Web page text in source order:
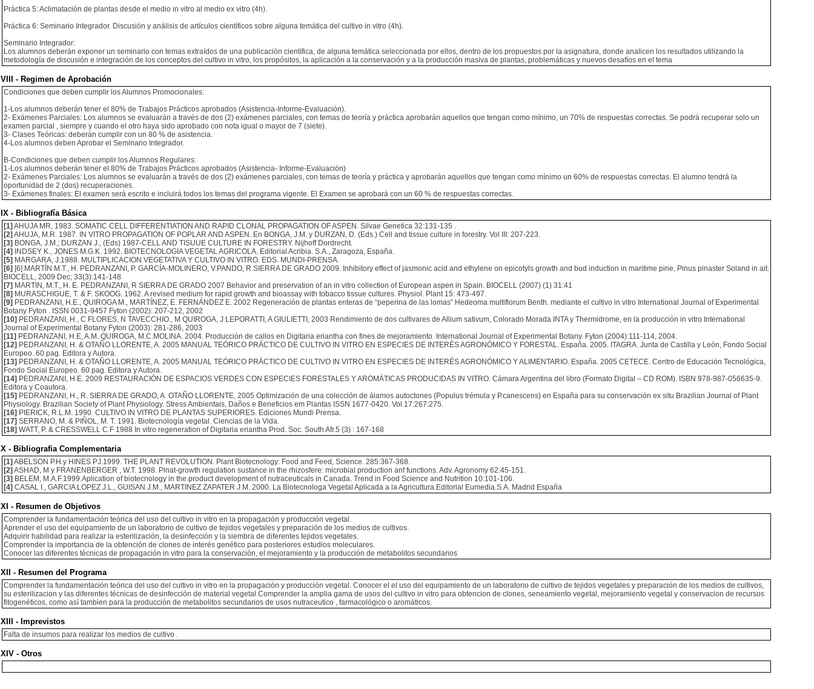
Práctica 5: Aclimatación de plantas desde el medio in vitro al medio ex vitro (4h).
Práctica 6: Seminario Integrador. Discusión y análisis de artículos científicos sobre alguna temática del cultivo in vitro (4h).
Seminario Integrador:
Los alumnos deberán exponer un seminario con temas extraídos de una publicación científica, de alguna temática seleccionada por ellos, dentro de los propuestos por la asignatura, donde analicen los resultados utilizando la
metodología de discusión e integración de los conceptos del cultivo in vitro, los propósitos, la aplicación a la conservación y a la producción masiva de plantas, problemáticas y nuevos desafíos en el tema
VIII - Regimen de Aprobación
Condiciones que deben cumplir los Alumnos Promocionales:
1-Los alumnos deberán tener el 80% de Trabajos Prácticos aprobados (Asistencia-Informe-Evaluación).
2- Exámenes Parciales: Los alumnos se evaluarán a través de dos (2) exámenes parciales, con temas de teoría y práctica aprobarán aquellos que tengan como mínimo, un 70% de respuestas correctas. Se podrá recuperar solo un
examen parcial , siempre y cuando el otro haya sido aprobado con nota igual o mayor de 7 (siete).
3- Clases Teóricas: deberán cumplir con un 80 % de asistencia.
4-Los alumnos deben Aprobar el Seminario Integrador.
B-Condiciones que deben cumplir los Alumnos Regulares:
1-Los alumnos deberán tener el 80% de Trabajos Prácticos aprobados (Asistencia- Informe-Evaluación)
2- Exámenes Parciales: Los alumnos se evaluarán a través de dos (2) exámenes parciales, con temas de teoría y práctica y aprobarán aquellos que tengan como mínimo un 60% de respuestas correctas. El alumno tendrá la
oportunidad de 2 (dos) recuperaciones.
3- Exámenes finales: El examen será escrito e incluirá todos los temas del programa vigente. El Examen se aprobará con un 60 % de respuestas correctas.
IX - Bibliografía Básica
[1] AHUJA MR, 1983. SOMATIC CELL DIFFERENTIATION AND RAPID CLONAL PROPAGATION OF ASPEN. Silvae Genetica 32:131-135 .
[2] AHUJA, M.R. 1987. IN VITRO PROPAGATION OF POPLAR AND ASPEN. En BONGA, J.M. y DURZAN, D. (Eds.) Cell and tissue culture in forestry. Vol III: 207-223.
[3] BONGA, J.M.; DURZAN J., (Eds) 1987-CELL AND TISUUE CULTURE IN FORESTRY. Nijhoff Dordrecht.
[4]
INDSEY K., JONES M.G.K. 1992. BIOTECNOLOGIA VEGETAL AGRICOLA. Editorial Acribia. S.A., Zaragoza, España.
[5] MARGARA, J.1988. MULTIPLICACION VEGETATIVA Y CULTIVO IN VITRO. EDS. MUNDI-PRENSA.
[6] [6] MARTÍN M.T., H. PEDRANZANI, P. GARCÍA-MOLINERO, V.PANDO, R.SIERRA DE GRADO 2009. Inhibitory effect of jasmonic acid and ethylene on epicotyls growth and bud induction in maritime pine, Pinus pinaster Soland in ait.
BIOCELL, 2009 Dec; 33(3):141-148
[7] MARTIN, M.T., H. E. PEDRANZANI, R SIERRA DE GRADO 2007 Behavior and preservation of an in vitro collection of European aspen in Spain. BIOCELL (2007) (1) 31:41
[8] MURASCHIGUE, T. & F. SKOOG. 1962. A revised medium for rapid growth and bioassay with tobacco tissue cultures. Physiol. Plant 15: 473-497.
[9] PEDRANZANI, H.E., QUIROGA M., MARTÍNEZ, E. FERNÁNDEZ E. 2002 Regeneración de plantas enteras de “peperina de las lomas” Hedeoma multiflorum Benth. mediante el cultivo in vitro International Journal of Experimental
Botany Fyton . ISSN 0031-9457 Fyton (2002): 207-212, 2002
[10] PEDRANZANI, H., C FLORES, N TAVECCHIO., M QUIROGA, J LEPORATTI, A GIULIETTI, 2003 Rendimiento de dos cultivares de Allium sativum, Colorado Morada INTA y Thermidrome, en la producción in vitro International
Journal of Experimental Botany Fyton (2003): 281-286, 2003
[11] PEDRANZANI, H.E, A.M. QUIROGA, M.C.MOLINA. 2004. Producción de callos en Digitaria eriantha con fines de mejoramiento. International Journal of Experimental Botany. Fyton (2004):111-114, 2004.
[12] PEDRANZANI, H. & OTAÑO LLORENTE, A. 2005 MANUAL TEÓRICO PRÁCTICO DE CULTIVO IN VITRO EN ESPECIES DE INTERÉS AGRONÓMICO Y FORESTAL. España. 2005. ITAGRA. Junta de Castilla y León, Fondo Social
Europeo. 60 pag. Editora y Autora.
[13] PEDRANZANI, H. & OTAÑO LLORENTE, A. 2005 MANUAL TEÓRICO PRÁCTICO DE CULTIVO IN VITRO EN ESPECIES DE INTERÉS AGRONÓMICO Y ALIMENTARIO. España. 2005 CETECE. Centro de Educación Tecnológica,
Fondo Social Europeo. 60 pag. Editora y Autora.
[14] PEDRANZANI, H.E. 2009 RESTAURACIÓN DE ESPACIOS VERDES CON ESPECIES FORESTALES Y AROMÁTICAS PRODUCIDAS IN VITRO. Cámara Argentina del libro (Formato Digital – CD ROM). ISBN 978-987-056635-9.
Editora y Coautora.
[15] PEDRANZANI, H., R. SIERRA DE GRADO, A. OTAÑO LLORENTE, 2005 Optimización de una colección de álamos autoctones (Populus trémula y P.canescens) en España para su conservación ex situ Brazilian Journal of Plant
Physiology. Brazilian Society of Plant Physiology. Stress Ambientais, Daños e Beneficios em Plantas ISSN 1677-0420. Vol.17:267:275.
[16] PIERICK, R.L.M. 1990. CULTIVO IN VITRO DE PLANTAS SUPERIORES. Ediciones Mundi Prensa.
[17] SERRANO, M. & PIÑOL, M. T. 1991. Biotecnología vegetal. Ciencias de la Vida.
[18] WATT, P. & CRESSWELL C.F 1988 In vitro regeneration of Digitaria eriantha Prod. Soc. South Afr.5 (3) : 167-168
X - Bibliografia Complementaria
[1] ABELSON P.H.y HINES PJ.1999. THE PLANT REVOLUTION. Plant Biotecnology: Food and Feed, Science. 285:367-368.
[2] ASHAD, M y FRANENBERGER , W.T. 1998. Plnat-growth regulation sustance in the rhizosfere: microbial production anf functions. Adv. Agronomy 62:45-151.
[3] BELEM, M.A.F.1999.Aplication of biotecnology in the product development of nutraceuticals in Canada. Trend in Food Science and Nutrition 10:101-106.
[4] CASAL I., GARCIA LOPEZ J.L., GUISAN J.M., MARTINEZ ZAPATER J.M. 2000. La Biotecnologa Vegetal Aplicada a la Agricultura.Editorial Eumedia.S.A. Madrid España
XI - Resumen de Objetivos
Comprender la fundamentación teórica del uso del cultivo in vitro en la propagación y producción vegetal.
Aprender el uso del equipamiento de un laboratorio de cultivo de tejidos vegetales y preparación de los medios de cultivos.
Adquirir habilidad para realizar la esterilización, la desinfección y la siembra de diferentes tejidos vegetales.
Comprender la importancia de la obtención de clones de interés genético para posteriores estudios moleculares.
Conocer las diferentes técnicas de propagación in vitro para la conservación, el mejoramiento y la producción de metabolitos secundarios
XII - Resumen del Programa
Comprender la fundamentación teórica del uso del cultivo in vitro en la propagación y producción vegetal. Conocer el el uso del equipamiento de un laboratorio de cultivo de tejidos vegetales y preparación de los medios de cultivos,
su esterilizacion y las diferentes técnicas de desinfección de material vegetal.Comprender la amplia gama de usos del cultivo in vitro para obtencion de clones, seneamiento vegetal, mejoramiento vegetal y conservacion de recursos
fitogenéticos, como así tambien para la producción de metabolitos secundarios de usos nutraceutico , farmacológico o aromáticos.
XIII - Imprevistos
Falta de insumos para realizar los medios de cultivo .
XIV - Otros